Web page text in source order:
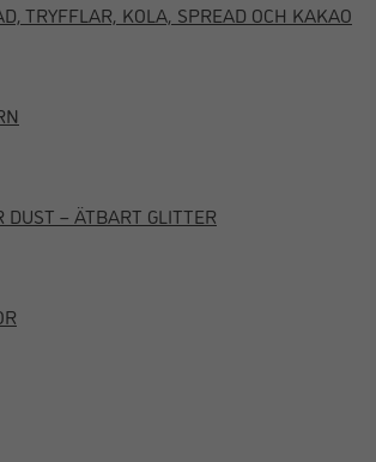
TRYFFLAR, KOLA, SPREAD OCH KAKAO
DUST – ÄTBART GLITTER